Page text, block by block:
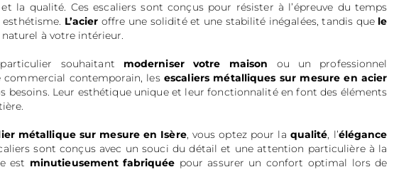
la qualité. Ces escaliers sont conçus pour résister à l’épreuve du temps
L’acier offre une solidité et une stabilité inégalées, tandis que le
à votre intérieur.
souhaitant moderniser votre maison ou un professionnel
commercial contemporain, lesescaliers métalliques sur mesure en acier
besoins. Leur esthétique unique et leur fonctionnalité en font des éléments
métallique sur mesure en Isère, vous optez pour la qualité, l’élégance
sont conçus avec un souci du détail et une attention particulière à la
est minutieusement fabriquée pour assurer un confort optimal lors de